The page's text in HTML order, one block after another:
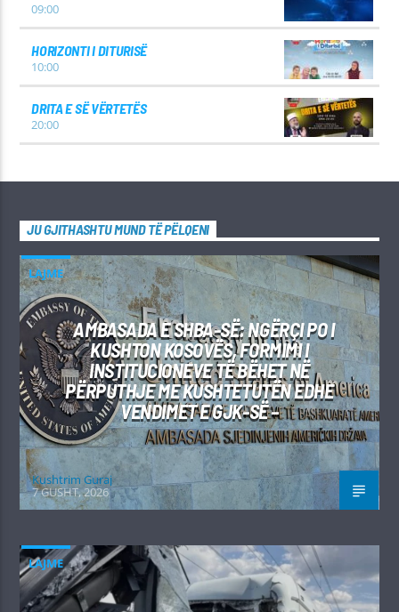
09:00
HORIZONTI I DITURISË
10:00
DRITA E SË VËRTETËS
20:00
JU GJITHASHTU MUND TË PËLQENI
LAJME
AMBASADA E SHBA-SË: NGËRÇI PO I
KUSHTON KOSOVËS, FORMIMI I
INSTITUCIONEVE TË BËHET NË
PËRPUTHJE ME KUSHTETUTËN EDHE
VENDIMET E GJK-SË –
Kushtrim Guraj
7 GUSHT, 2026
LAJME